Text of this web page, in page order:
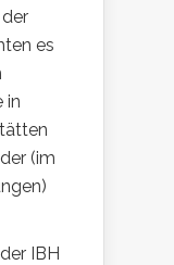
es
in
(im
IBH